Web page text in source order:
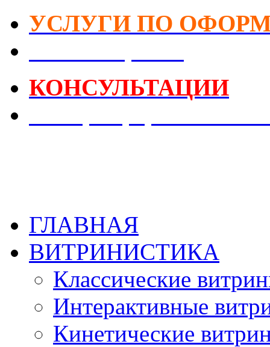
УСЛУГИ ПО
КОНСУЛЬТАЦИИ
ГЛАВНАЯ
ВИТРИНИСТИКА
Классические
Интерактивные
Кинетические